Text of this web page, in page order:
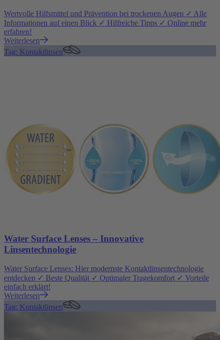
Wertvolle Hilfsmittel und Prävention bei trockenen Augen ✓ Alle
Informationen auf einen Blick ✓ Hilfreiche Tipps ✓ Online mehr
erfahren!
Weiterlesen
Tag: Kontaktlinsen
Water Surface Lenses – Innovative
Linsentechnologie
Water Surface Lenses: Hier modernste Kontaktlinsentechnologie
entdecken ✓ Beste Qualität ✓ Optimaler Tragekomfort ✓ Vorteile
einfach erklärt!
Weiterlesen
Tag: Kontaktlinsen